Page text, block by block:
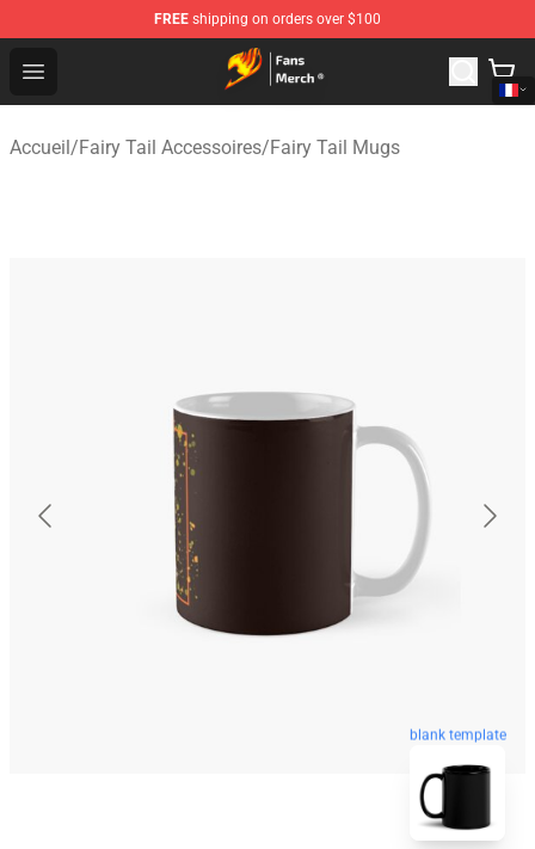
FREE shipping on orders over $100
Open menu
Fairy Tail Store - Official Fairy Tail Merchandise Shop
Accueil/Fairy Tail Accessoires/Fairy Tail Mugs
blank template